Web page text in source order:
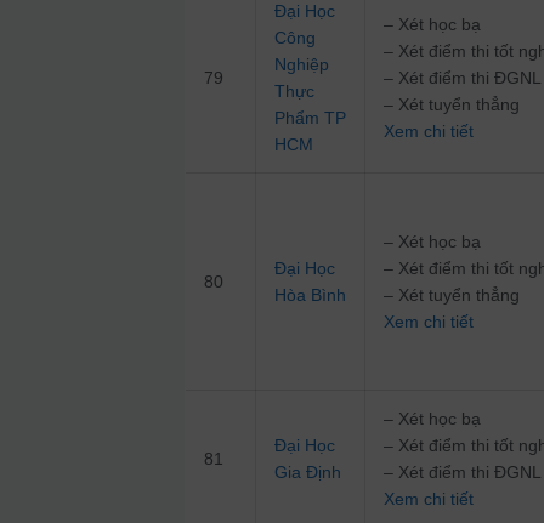
79
Đại Học
Công
Nghiệp
Thực
Phẩm TP
HCM
– Xét học bạ
– Xét điểm thi tốt
– Xét điểm thi
– Xét tuyển thẳng
Xem chi tiết
80
Đại Học
Hòa Bình
– Xét học bạ
– Xét điểm thi tốt
– Xét tuyển thẳng
Xem chi tiết
81
Đại Học
Gia Định
– Xét học bạ
– Xét điểm thi tốt
– Xét điểm thi
Xem chi tiết